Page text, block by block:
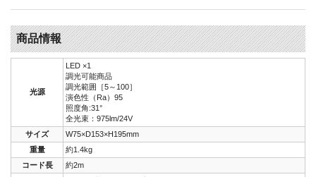
商品情報
光源
LED ×1
調光可能商品
調光範囲［5～100］
演色性（Ra）95
照度角:31°
全光束：975lm/24V
サイズ
W75×D153×H195mm
重量
約1.4kg
コード長
約2m